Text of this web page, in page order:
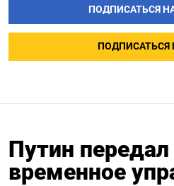
ПОДПИСАТЬСЯ
ПОДПИСАТЬСЯ В
Путин передал
временное